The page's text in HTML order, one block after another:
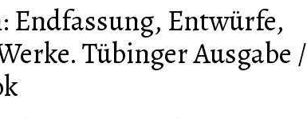
Endfassung, Entwürfe,
Tübinger Ausgabe